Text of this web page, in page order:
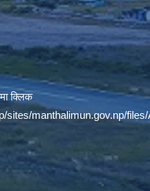
क्लिक
sites/manthalimun.gov.np/